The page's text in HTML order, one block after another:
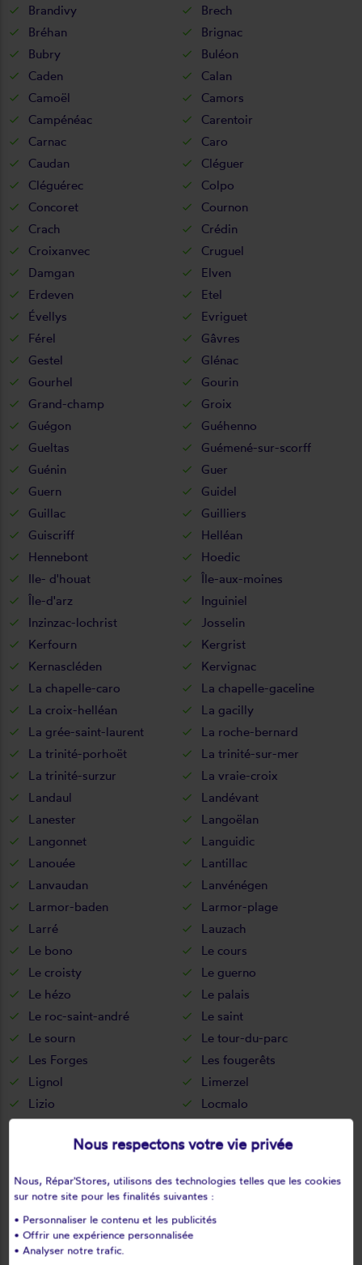
Brandivy
Brech
Bréhan
Brignac
Bubry
Buléon
Caden
Calan
Camoël
Camors
Campénéac
Carentoir
Carnac
Caro
Caudan
Cléguer
Cléguérec
Colpo
Concoret
Cournon
Crach
Crédin
Croixanvec
Cruguel
Damgan
Elven
Erdeven
Etel
Évellys
Evriguet
Férel
Gâvres
Gestel
Glénac
Gourhel
Gourin
Grand-champ
Groix
Guégon
Guéhenno
Gueltas
Guémené-sur-scorff
Guénin
Guer
Guern
Guidel
Guillac
Guilliers
Guiscriff
Helléan
Hennebont
Hoedic
Ile- d'houat
Île-aux-moines
Île-d'arz
Inguiniel
Inzinzac-lochrist
Josselin
Kerfourn
Kergrist
Kernascléden
Kervignac
La chapelle-caro
La chapelle-gaceline
La croix-helléan
La gacilly
La grée-saint-laurent
La roche-bernard
La trinité-porhoët
La trinité-sur-mer
La trinité-surzur
La vraie-croix
Landaul
Landévant
Lanester
Langoëlan
Langonnet
Languidic
Lanouée
Lantillac
Lanvaudan
Lanvénégen
Larmor-baden
Larmor-plage
Larré
Lauzach
Le bono
Le cours
Le croisty
Le guerno
Le hézo
Le palais
Le roc-saint-andré
Le saint
Le sourn
Le tour-du-parc
Les Forges
Les fougerêts
Lignol
Limerzel
Lizio
Locmalo
Locmariaquer
Locminé
Locqueltas
Lorient
Loyat
Malestroit
Malguénac
Mauron
Nous respectons votre vie privée
Nous, Répar'Stores, utilisons des technologies telles que les cookies
sur notre site pour les finalités suivantes :
• Personnaliser le contenu et les publicités
• Offrir une expérience personnalisée
• Analyser notre trafic.